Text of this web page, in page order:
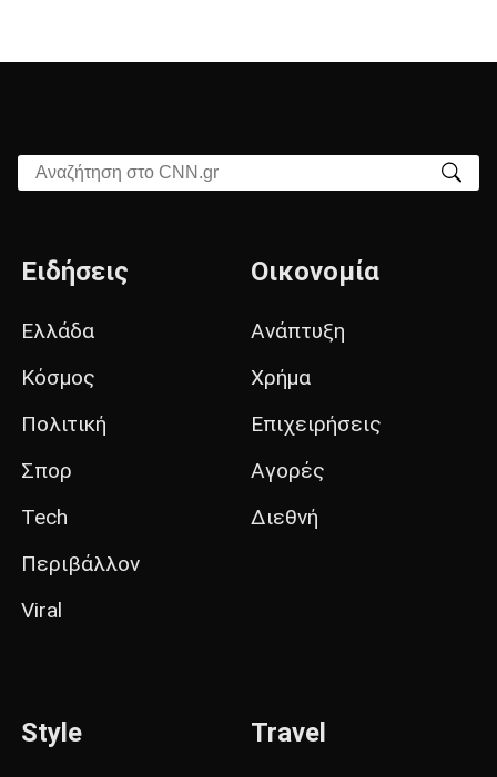
Αναζήτηση στο CNN.gr
Ειδήσεις
Ελλάδα
Κόσμος
Πολιτική
Σπορ
Tech
Περιβάλλον
Viral
Οικονομία
Ανάπτυξη
Χρήμα
Επιχειρήσεις
Αγορές
Διεθνή
Style Travel